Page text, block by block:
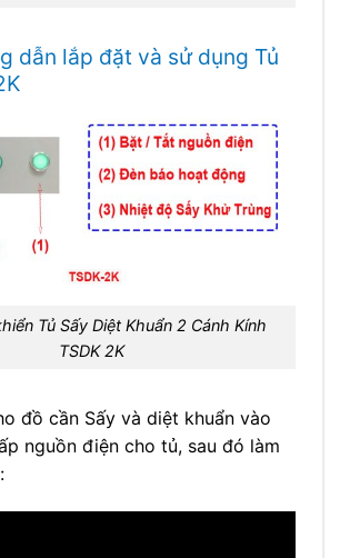
dẫn lắp đặt và sử dụng Tủ
Tủ Sấy Diệt Khuẩn 2 Cánh Kính
TSDK 2K
đồ cần Sấy và diệt khuẩn vào
nguồn điện cho tủ, sau đó làm